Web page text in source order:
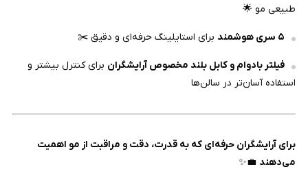
طبیعی مو 🌟
۵ سری هوشمند برای استایلینگ حرفه‌ای و دقیق ✂️
فیلتر بادوام و کابل بلند مخصوص آرایشگران برای کنترل بیشتر و
استفاده آسان‌تر در سالن‌ها
برای آرایشگران حرفه‌ای که به قدرت، دقت و مراقبت از مو اهمیت
می‌دهند 💼✨